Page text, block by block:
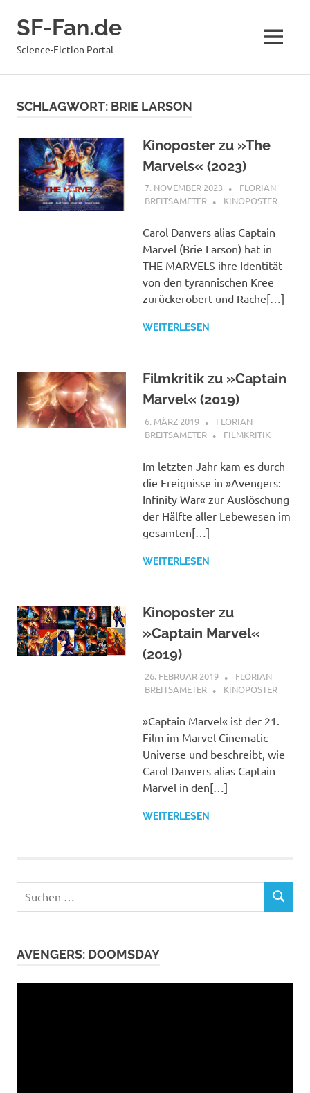
InhaltSF-Fan.de
Science-Fiction Portal MENÜ
SCHLAGWORT: BRIE LARSON
Kinoposter zu »The
Marvels« (2023)
7. NOVEMBER 2023
FLORIAN
BREITSAMETER
KINOPOSTER
Carol Danvers alias Captain
Marvel (Brie Larson) hat in
THE MARVELS ihre Identität
von den tyrannischen Kree
zurückerobert und Rache[…]
WEITERLESEN
Filmkritik zu »Captain
Marvel« (2019)
6. MÄRZ 2019
FLORIAN
BREITSAMETER
FILMKRITIK
Im letzten Jahr kam es durch
die Ereignisse in »Avengers:
Infinity War« zur Auslöschung
der Hälfte aller Lebewesen im
gesamten[…]
WEITERLESEN
Kinoposter zu
»Captain Marvel«
(2019)
26. FEBRUAR 2019
FLORIAN
BREITSAMETER
KINOPOSTER
»Captain Marvel« ist der 21.
Film im Marvel Cinematic
Universe und beschreibt, wie
Carol Danvers alias Captain
Marvel in den[…]
WEITERLESEN
nach:
SUCHEN
AVENGERS: DOOMSDAY